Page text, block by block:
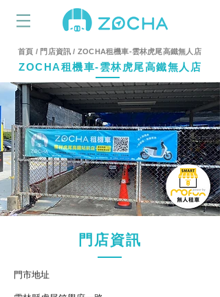
首頁 / 門店資訊 / ZOCHA租機車-雲林虎尾高鐵無人店
ZOCHA租機車-雲林虎尾高鐵無人店
雲林、租機車、高鐵、租車、斗六、ptt、推薦、虎尾、dcard、irent、機車、租乙、租車甲、雲林、租機車、高鐵、租車、斗六、ptt、推薦、虎尾、dcard、irent、機車、租乙、租車甲、雲林、租機車、高鐵、
租車、斗六、ptt、推薦、虎尾、dcard、irent、機車、租乙、租車甲
門店資訊
​門市地址